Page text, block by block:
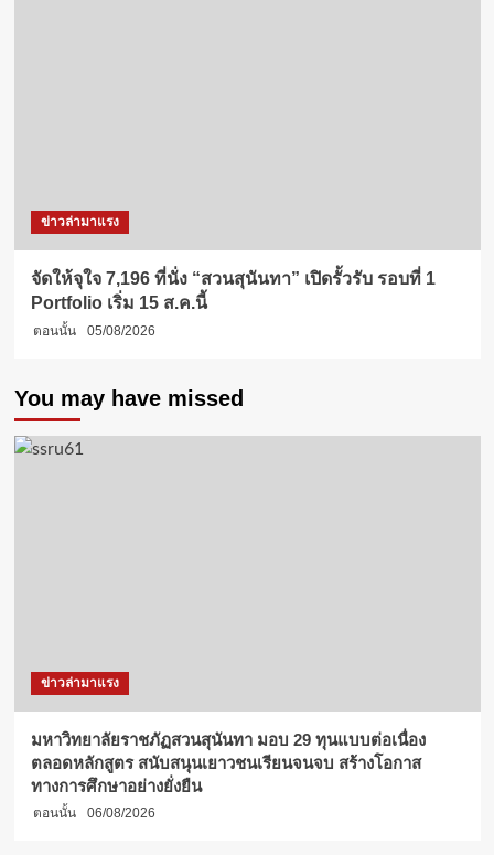
ข่าวล่ามาแรง
จัดให้จุใจ 7,196 ที่นั่ง “สวนสุนันทา” เปิดรั้วรับ รอบที่ 1
Portfolio เริ่ม 15 ส.ค.นี้
ตอนนั้น 05/08/2026
You may have missed
ข่าวล่ามาแรง
มหาวิทยาลัยราชภัฏสวนสุนันทา มอบ 29 ทุนแบบต่อเนื่อง
ตลอดหลักสูตร สนับสนุนเยาวชนเรียนจนจบ สร้างโอกาส
ทางการศึกษาอย่างยั่งยืน
ตอนนั้น 06/08/2026